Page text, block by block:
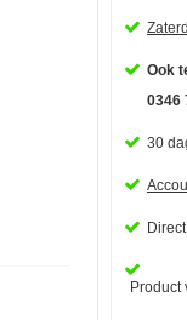
Ook
0346
30
Product